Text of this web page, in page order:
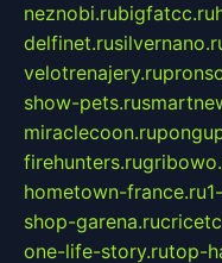
neznobi.rubigfatcc.ru
delfinet.ru
velotrenajery.ru
show-pets.ru
miraclecoon.ru
firehunters.ru
hometown-france.ru
shop-garena.ru
one-life-story.rutop-